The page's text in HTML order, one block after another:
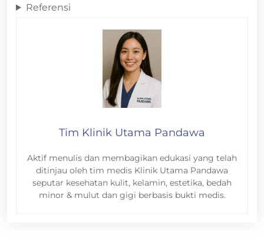
Referensi
Tim Klinik Utama Pandawa
Aktif menulis dan membagikan edukasi yang telah
ditinjau oleh tim medis Klinik Utama Pandawa
seputar kesehatan kulit, kelamin, estetika, bedah
minor & mulut dan gigi berbasis bukti medis.